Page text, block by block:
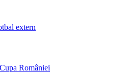
extern
Cupa României